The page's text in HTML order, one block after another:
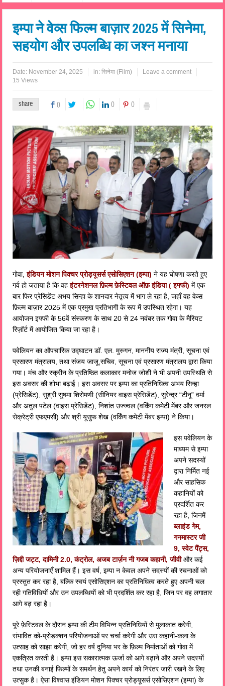
इम्पा ने वेव्स फिल्म बाज़ार 2025 में सिनेमा,
सहयोग और उपलब्धि का जश्न मनाया
Date: November 24, 2025 in:सिनेमा (Film)
Leave a comment
15 Views
share 0 0 0
गोवा,इंडियन मोशन पिक्चर प्रोड्यूसर्स एसोसिएशन (इम्पा) ने यह घोषणा करते हुए
गर्व हो जताया है कि वहइंटरनेशनल फ़िल्म फ़ेस्टिवल ऑफ़ इंडिया ( इफ्फी) में एक
बार फिर प्रेसिडेंट अभय सिन्हा के शानदार नेतृत्व में भाग ले रहा है, जहाँ वह वेव्स
फ़िल्म बाज़ार 2025 में एक प्रमुख प्रतिभागी के रूप में उपस्थित रहेगा। यह
आयोजन इफ्फी के 56वें संस्करण के साथ 20 से 24 नवंबर तक गोवा के मैरियट
रिज़ॉर्ट में आयोजित किया जा रहा है।
पवेलियन का औपचारिक उद्घाटन डॉ. एल. मुरुगन, माननीय राज्य मंत्री, सूचना एवं
प्रसारण मंत्रालय, तथा संजय जाजू,सचिव, सूचना एवं प्रसारण मंत्रालय द्वारा किया
गया। मंच और स्क्रीन के प्रतिष्ठित कलाकार मनोज जोशी ने भी अपनी उपस्थिति से
इस अवसर की शोभा बढ़ाई। इस अवसर पर इम्पा का प्रतिनिधित्व अभय सिन्हा
(प्रेसिडेंट), सुश्री सुषमा शिरोमणी (सीनियर वाइस प्रेसिडेंट), सुरेन्द्र “टीनू” वर्मा
और अतुल पटेल (वाइस प्रेसिडेंट), निशांत उज्ज्वल (वर्किंग कमेटी मेंबर और जनरल
सेक्रेट्री एफएमसी) और श्री यूसुफ शेख (वर्किंग कमेटी मेंबर इम्पा) ने किया।
इस पवेलियन के
माध्यम से इम्पा
अपने सदस्यों
द्वारा निर्मित नई
और साहसिक
कहानियों को
प्रदर्शित कर
रहा है, जिनमें
ब्लाइंड गेम,
गनमास्टर जी
9, स्वेट पैंट्स,
ज़िद्दी जट्ट, दामिनी 2.0, कंट्रोल, अजब टार्ज़न नी गजब कहानी, जीवी और कई
अन्य परियोजनाएँ शामिल हैं। इस वर्ष, इम्पा न केवल अपने सदस्यों की रचनाओं को
प्रस्तुत कर रहा है, बल्कि स्वयं एसोसिएशन का प्रतिनिधित्व करते हुए अपनी चल
रही गतिविधियों और उन उपलब्धियों को भी प्रदर्शित कर रहा है, जिन पर वह लगातार
आगे बढ़ रहा है।
पूरे फ़ेस्टिवल के दौरान इम्पा की टीम विभिन्न प्रतिनिधियों से मुलाकात करेगी,
संभावित को-प्रोडक्शन परियोजनाओं पर चर्चा करेगी और उस कहानी-कला के
उत्साह को साझा करेगी, जो हर वर्ष दुनिया भर के फ़िल्म निर्माताओं को गोवा में
एकत्रित करती है। इम्पा इस सकारात्मक ऊर्जा को आगे बढ़ाने और अपने सदस्यों
तथा उनकी बनाई फिल्मों के समर्थन हेतु अपने कार्य को निरंतर जारी रखने के लिए
उत्सुक है। ऐसा विश्वास इंडियन मोशन पिक्चर प्रोड्यूसर्स एसोसिएशन (इम्पा) के